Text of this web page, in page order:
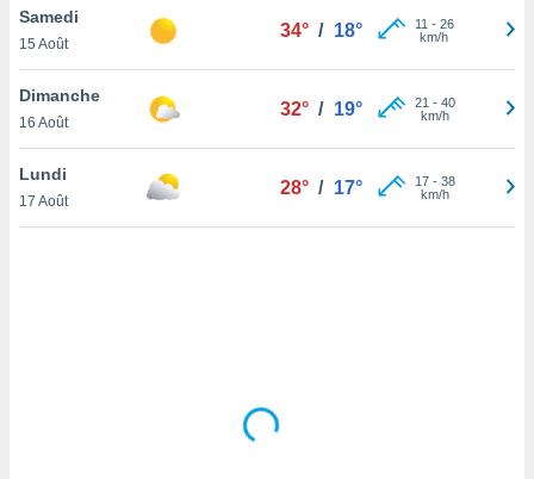
en
de
Samedi
15 Août
34° / 18° 11 - 26
km/h
Dimanche
16 Août
32° / 19° 21 - 40
km/h
Lundi
17 Août
28° / 17° 17- 38
km/h